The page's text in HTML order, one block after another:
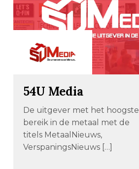
54U Media
De uitgever met het hoogste
bereik in de metaal met de
titels MetaalNieuws,
VerspaningsNieuws […]